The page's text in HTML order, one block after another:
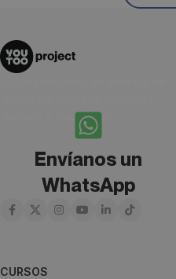
¡Anímate y escríbenos!
Envíanos un
WhatsApp
CURSOS